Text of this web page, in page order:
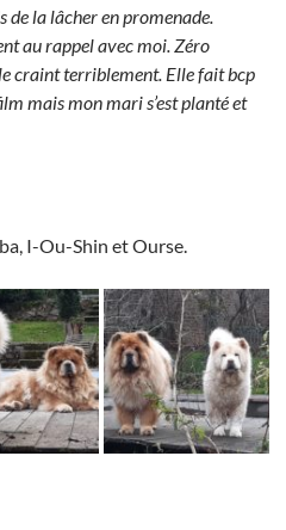
de la lâcher en promenade.
au rappel avec moi. Zéro
craint terriblement. Elle fait bcp
mais mon mari s’est planté et
I-Ou-Shin et Ourse.